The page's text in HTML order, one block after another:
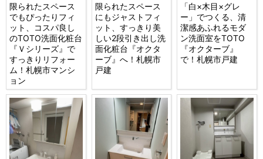
限られたスペース
でもぴったりフィ
ット、コスパ良し
のTOTO洗面化粧台
『Ｖシリーズ』で
すっきりリフォー
ム！札幌市マンシ
ョン
限られたスペース
にもジャストフィ
ット、すっきり美
しい2段引き出し洗
面化粧台『オクタ
ーブ』へ！札幌市
戸建
「白×木目×グレ
ー」でつくる、清
潔感あふれるモダ
ン洗面室をTOTO
『オクターブ』
で！札幌市戸建